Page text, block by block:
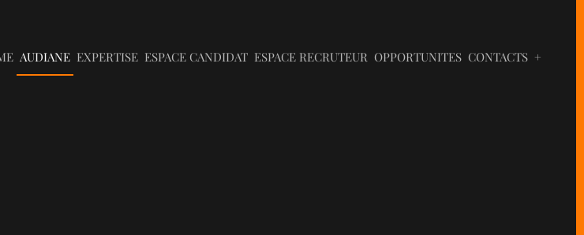
AUDIANE EXPERTISE ESPACE CANDIDAT ESPACE RECRUTEUR OPPORTUNITES CONTACTS +